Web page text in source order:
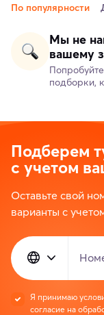
По популярности
Мы не
вашему
подборки,
Подберем
с учетом
Оставьте свой
варианты с
Я принимаю
согласие на